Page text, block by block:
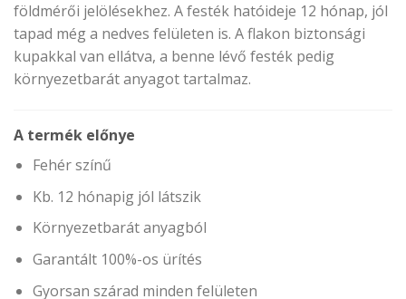
földmérői jelölésekhez. A festék hatóideje 12 hónap, jól
tapad még a nedves felületen is. A flakon biztonsági
kupakkal van ellátva, a benne lévő festék pedig
környezetbarát anyagot tartalmaz.
A termék előnye
Fehér színű
Kb. 12 hónapig jól látszik
Környezetbarát anyagból
Garantált 100%-os ürítés
Gyorsan szárad minden felületen